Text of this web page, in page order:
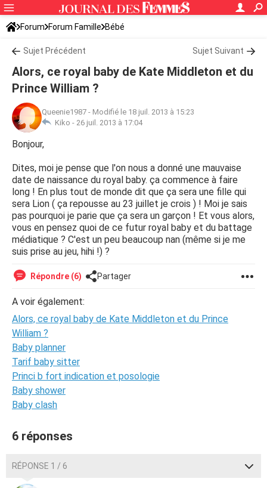
Forum Forum Famille Bébé
Sujet Précédent Sujet Suivant
Alors, ce royal baby de Kate Middleton et du
Prince William ?
Queenie1987 - Modifié le 18 juil. 2013 à 15:23
Kiko - 26 juil. 2013 à 17:04
Bonjour,
Dites, moi je pense que l'on nous a donné une mauvaise
date de naissance du royal baby. ça commence à faire
long ! En plus tout de monde dit que ça sera une fille qui
sera Lion ( ça repousse au 23 juillet je crois ) ! Moi je sais
pas pourquoi je parie que ça sera un garçon ! Et vous alors,
vous en pensez quoi de ce futur royal baby et du battage
médiatique ? C'est un peu beaucoup nan (même si je me
suis prise au jeu, hihi !) ?
Répondre (6) Partager
A voir également:
Alors, ce royal baby de Kate Middleton et du Prince
William ?
Baby planner
Tarif baby sitter
Princi b fort indication et posologie
Baby shower
Baby clash
6 réponses
RÉPONSE 1 / 6